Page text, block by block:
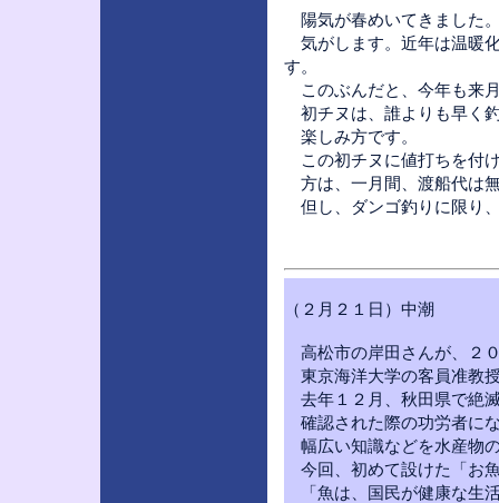
陽気が春めいてきました
気がします。近年は温暖
す。
このぶんだと、今年も来
初チヌは、誰よりも早く
楽しみ方です。
この初チヌに値打ちを付
方は、一月間、渡船代は
但し、ダンゴ釣りに限り
（２月２１日）中潮
高松市の岸田さんが、２
東京海洋大学の客員准教
去年１２月、秋田県で絶
確認された際の功労者に
幅広い知識などを水産物
今回、初めて設けた「お
「魚は、国民が健康な生